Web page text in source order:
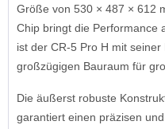
Größe von 530 × 487 × 612
Chip bringt die Performance
ist der CR-5 Pro H mit
großzügigen Bauraum für
Die äußerst robuste
garantiert einen präzisen